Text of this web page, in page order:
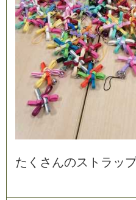
た く さ んのス ト ラ ッ